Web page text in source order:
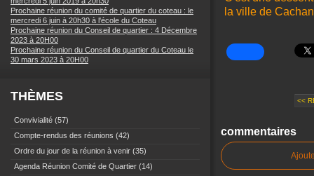
Prochaine réunion du comité de quartier du coteau : le
mercredi 6 juin à 20h30 à l'école du Coteau
Prochaine réunion du Conseil de quartier : 4 Décembre
2023 à 20H00
Prochaine réunion du Conseil de quartier du Coteau le
30 mars 2023 à 20H00
THÈMES
Convivialité (57)
Compte-rendus des réunions (42)
Ordre du jour de la réunion à venir (35)
Agenda Réunion Comité de Quartier (14)
la ville de Cachan
<<
commentaires